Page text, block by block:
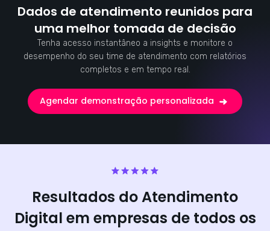
Dados de atendimento reunidos para
uma melhor tomada de decisão
Tenha acesso instantâneo a insights e monitore o
desempenho do seu time de atendimento com relatórios
completos e em tempo real.
Agendar demonstração personalizada
Resultados do Atendimento
Digital em empresas de todos os